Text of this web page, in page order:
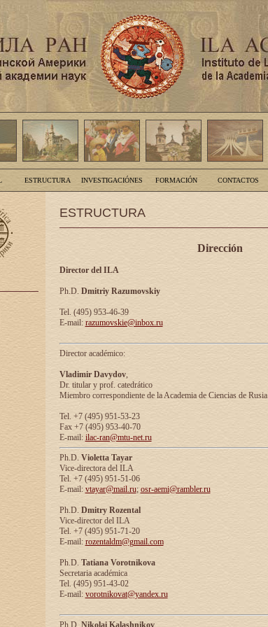
ESTRUCTURA INVESTIGACIÓNES FORMACIÓN CONTACTOS
ESTRUCTURA
Dirección
Director del ILA
Ph.D. Dmitriy Razumovskiy
Tel. (495) 953-46-39
E-mail: razumovskie@inbox.ru
Director académico:
Vladimir Davydov,
Dr. titular y prof. catedrático
Miembro correspondiente de la Academia de Ciencias de Rusia
Tel. +7 (495) 951-53-23
Fax +7 (495) 953-40-70
E-mail: ilac-ran@mtu-net.ru
Ph.D. Violetta Tayar
Vice-directora del ILA
Tel. +7 (495) 951-51-06
E-mail: vtayar@mail.ru; osr-aemi@rambler.ru
Ph.D. Dmitry Rozental
Vice-director del ILA
Tel. +7 (495) 951-71-20
E-mail: rozentaldm@gmail.com
Ph.D. Tatiana Vorotnikova
Secretaria académica
Tel. (495) 951-43-02
E-mail: vorotnikovat@yandex.ru
Ph.D. Nikolai Kalashnikov